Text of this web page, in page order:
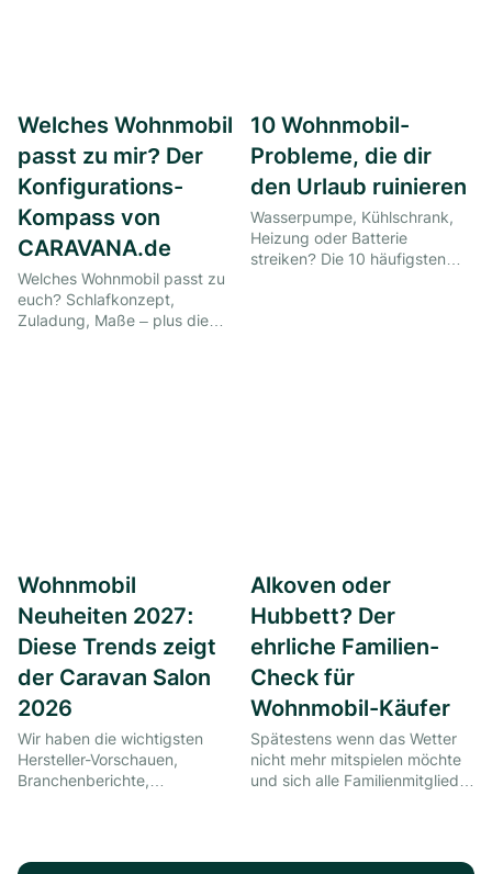
Welches Wohnmobil
passt zu mir? Der
Konfigurations-
Kompass von
CARAVANA.de
Welches Wohnmobil passt zu
euch? Schlafkonzept,
Zuladung, Maße – plus die
10 Wohnmobil-
Probleme, die dir
den Urlaub ruinieren
Wasserpumpe, Kühlschrank,
Heizung oder Batterie
streiken? Die 10 häufigsten
Wohnmobil
Neuheiten 2027:
Diese Trends zeigt
der Caravan Salon
2026
Wir haben die wichtigsten
Hersteller-Vorschauen,
Branchenberichte,
Entwicklungen sich schon
Alkoven oder
Hubbett? Der
ehrliche Familien-
Check für
Wohnmobil-Käufer
Spätestens wenn das Wetter
nicht mehr mitspielen möchte
und sich alle Familienmitglieder
wirklich funktioniert. Während